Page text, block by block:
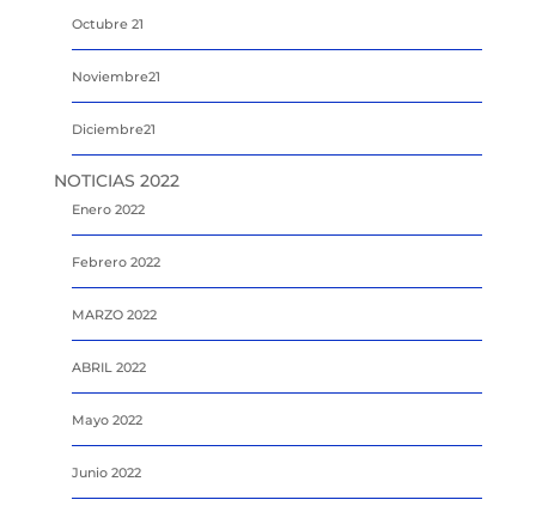
Octubre 21
Noviembre21
Diciembre21
NOTICIAS 2022
Enero 2022
Febrero 2022
MARZO 2022
ABRIL 2022
Mayo 2022
Junio 2022